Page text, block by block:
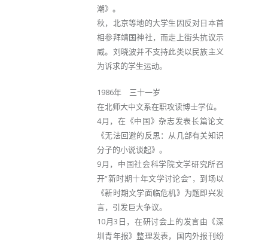
潮》。
秋，北京等地的大学生因反对日本首
相参拜靖国神社，而走上街头抗议示
威。刘晓波并不支持此类以民族主义
为诉求的学生运动。
1986年 三十一岁
在北师大中文系在职攻读博士学位。
4月，在《中国》杂志发表长篇论文
《无法回避的反思：从几部有关知识
分子的小说谈起》。
9月，中国社会科学院文学研究所召
开“新时期十年文学讨论会”，到场以
《新时期文学面临危机》为题即兴发
言，引发巨大争议。
10月3日，在研讨会上的发言由《深
圳青年报》整理发表，国内外报刊纷